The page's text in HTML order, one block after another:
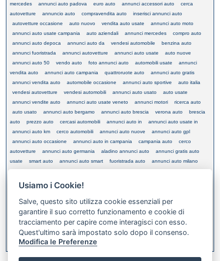
mercedes
annunci auto padova euro auto annunci accessori auto
cerca
autovetture
annuncio auto compravendita auto
inserisci annunci auto
autovetture occasione
auto nuovo vendita auto usate
annunci auto moto
annunci auto usate campania
auto aziendali annunci mercedes
compro auto
annunci auto depoca
annunci auto da vendesi automobile
benzina auto
annunci fuoristrada
annunci autovetture annunci auto usate
auto nuove
annunci auto 50
vendo auto foto annunci auto automobili usate
annunci
vendita auto
annunci auto campania quattroruote auto
annunci auto gratis
annunci vendita auto
automobile occasione annunci auto sportive
auto italia
vendesi autovetture
vendesi automobili annunci auto usato
auto usate
annunci vendite auto
annunci auto usate veneto annunci motori
ricerca auto
auto usato
annunci auto bergamo annunci auto brescia verona auto
brescia
auto
prezzo auto cercasi automobili annunci auto in
annunci auto usate in
annunci auto km
cerco automobili annunci auto nuove
annunci auto gpl
annunci auto occasione
annunci auto in campania campania auto
cerco
autovetture
annunci auto germania aladino annunci auto
annunci gratis auto
usate
smart auto annunci auto smart fuoristrada auto
annunci auto milano
annunci auto usate bergamo
annunci auto vicenza padova auto
annunci auto
automobili usate
www annunci auto
annunci auto usate verona
cerco auto
XML FEED
Bookmark this on Delicious
Usiamo i Cookie!
Salve, questo sito utilizza cookie essenziali per
garantire il suo corretto funzionamento e cookie di
tracciamento per capire come interagisci con esso.
Quest'ultimo sarà impostato solo dopo il consenso.
Modifica le Preferenze